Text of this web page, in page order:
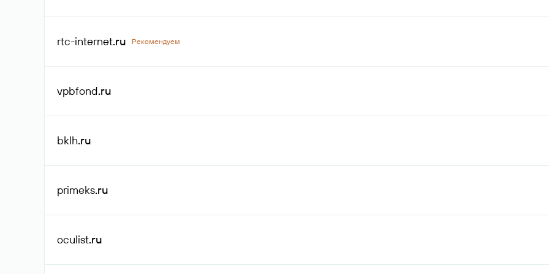
rtc-internet.ru Рекомендуем
vpbfond.ru
bklh.ru
primeks.ru
oculist.ru